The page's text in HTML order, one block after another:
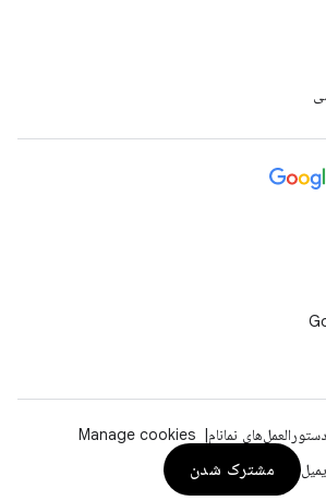
دستورالعمل‌های نمانام
Manage cookies
مشترک شدن